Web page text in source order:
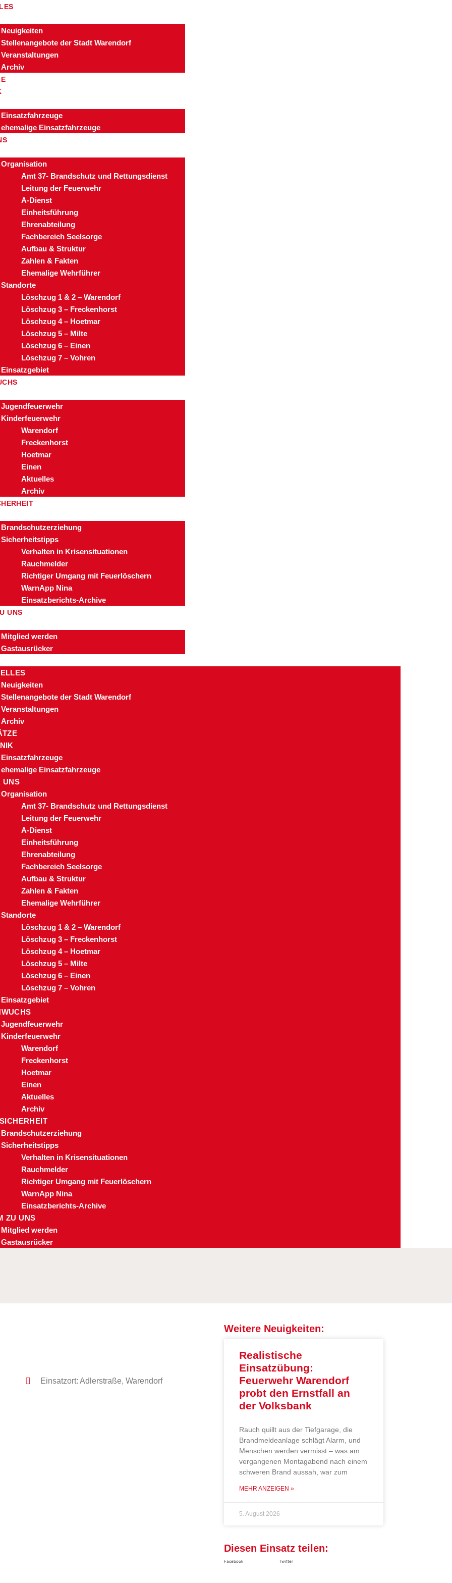
Neuigkeiten
Stellenangebote der Stadt Warendorf
Veranstaltungen
Archiv
Einsatzfahrzeuge
ehemalige Einsatzfahrzeuge
Organisation
Amt 37- Brandschutz und Rettungsdienst
Leitung der Feuerwehr
A-Dienst
Einheitsführung
Ehrenabteilung
Fachbereich Seelsorge
Aufbau & Struktur
Zahlen & Fakten
Ehemalige Wehrführer
Standorte
Löschzug 1 & 2 – Warendorf
Löschzug 3 – Freckenhorst
Löschzug 4 – Hoetmar
Löschzug 5 – Milte
Löschzug 6 – Einen
Löschzug 7 – Vohren
Einsatzgebiet
Jugendfeuerwehr
Kinderfeuerwehr
Warendorf
Freckenhorst
Hoetmar
Einen
Aktuelles
Archiv
Brandschutzerziehung
Sicherheitstipps
Verhalten in Krisensituationen
Rauchmelder
Richtiger Umgang mit Feuerlöschern
WarnApp Nina
Einsatzberichts-Archive
UNS
Mitglied werden
Gastausrücker
Neuigkeiten
Stellenangebote der Stadt Warendorf
Veranstaltungen
Archiv
Einsatzfahrzeuge
ehemalige Einsatzfahrzeuge
UNS
Organisation
Amt 37- Brandschutz und Rettungsdienst
Leitung der Feuerwehr
A-Dienst
Einheitsführung
Ehrenabteilung
Fachbereich Seelsorge
Aufbau & Struktur
Zahlen & Fakten
Ehemalige Wehrführer
Standorte
Löschzug 1 & 2 – Warendorf
Löschzug 3 – Freckenhorst
Löschzug 4 – Hoetmar
Löschzug 5 – Milte
Löschzug 6 – Einen
Löschzug 7 – Vohren
Einsatzgebiet
Jugendfeuerwehr
Kinderfeuerwehr
Warendorf
Freckenhorst
Hoetmar
Einen
Aktuelles
Archiv
Brandschutzerziehung
Sicherheitstipps
Verhalten in Krisensituationen
Rauchmelder
Richtiger Umgang mit Feuerlöschern
WarnApp Nina
Einsatzberichts-Archive
ZU UNS
Mitglied werden
Gastausrücker
Einsatzort: Adlerstraße, Warendorf
Weitere Neuigkeiten:
Realistische
Einsatzübung:
Feuerwehr Warendorf
probt den Ernstfall an
der Volksbank
Rauch quillt aus der Tiefgarage, die
Brandmeldeanlage schlägt Alarm, und
Menschen werden vermisst – was am
vergangenen Montagabend nach einem
schweren Brand aussah, war zum
MEHR ANZEIGEN »
5. August 2026
Diesen Einsatz teilen:
Facebook Twitter